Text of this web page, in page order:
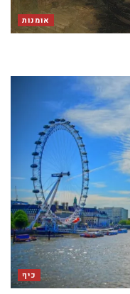
אומנות
כיף